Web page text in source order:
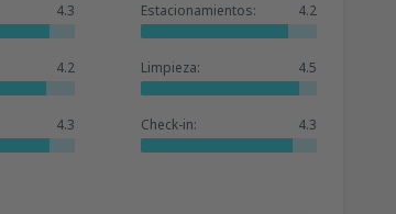
4.3 Estacionamientos: 4.2
4.2 Limpieza: 4.5
4.3 Check-in: 4.3